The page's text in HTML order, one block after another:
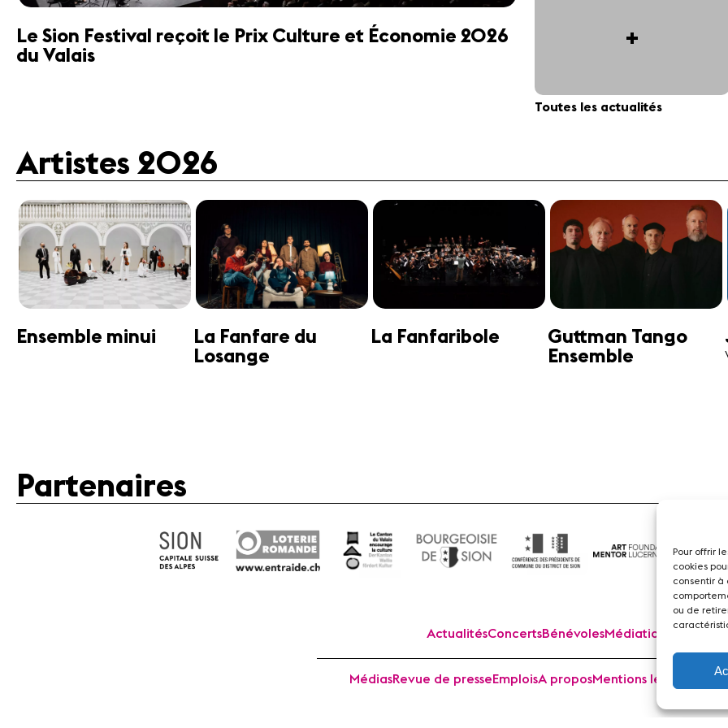
Pour offrir
cookies
consentir à
ou de
Le Sion Festival reçoit le Prix Culture et Économie 2026
du Valais
+
Toutes les actualités
Artistes 2026
Guttman Tango
Janine Jansen
Violon
Jonathan Swensen
José-Daniel
Castellon
Partenaires
ActualitésConcertsBénévolesMédiation
MédiasRevue de presseEmploisA proposMentions légales